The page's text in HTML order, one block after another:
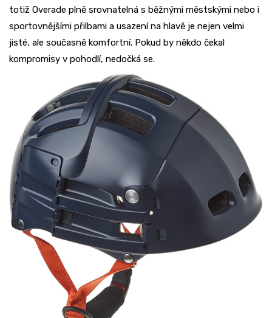
totiž Overade plně srovnatelná s běžnými městskými nebo i
sportovnějšími přilbami a usazení na hlavě je nejen velmi
jisté, ale současně komfortní. Pokud by někdo čekal
kompromisy v pohodlí, nedočká se.